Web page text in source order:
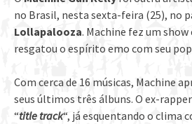
no Brasil, nesta sexta-feira (25), no
Lollapalooza. Machine fez um
resgatou o espírito emo com seu
Com cerca de 16 músicas, Machine
seus últimos três álbuns. O ex-
“title track“, já esquentando o clima